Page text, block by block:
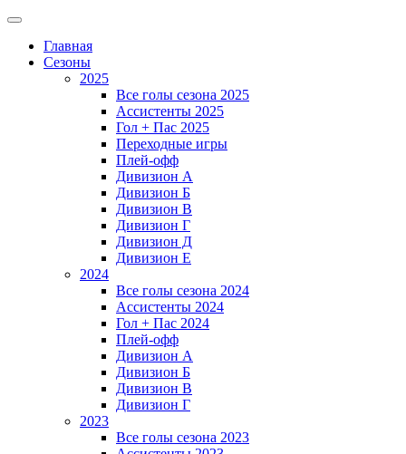
Главная
Сезоны
2025
Все голы сезона 2025
Ассистенты 2025
Гол + Пас 2025
Переходные игры
Плей-офф
Дивизион A
Дивизион Б
Дивизион В
Дивизион Г
Дивизион Д
Дивизион Е
2024
Все голы сезона 2024
Ассистенты 2024
Гол + Пас 2024
Плей-офф
Дивизион A
Дивизион Б
Дивизион В
Дивизион Г
2023
Все голы сезона 2023